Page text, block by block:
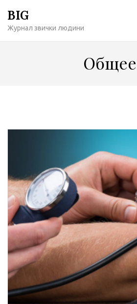
содержимому
BIG
Журнал звички людини
Общее